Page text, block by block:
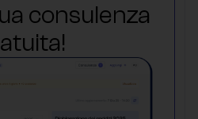
consulenza